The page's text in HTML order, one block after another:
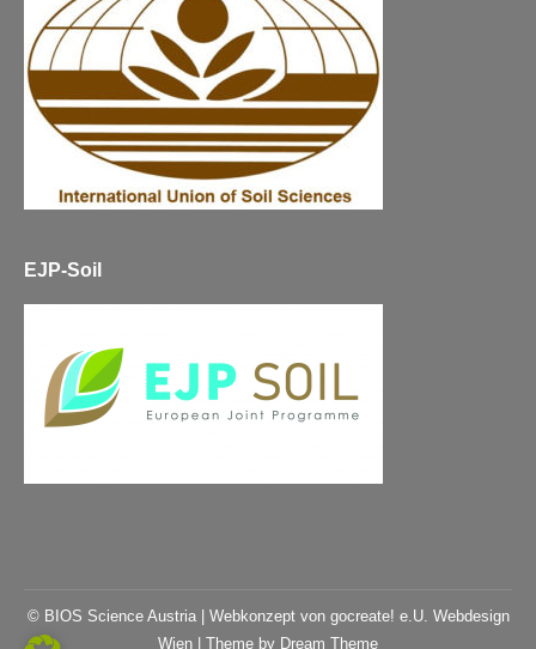
EJP-Soil
© BIOS Science Austria | Webkonzept von gocreate! e.U. Webdesign
Wien | Theme by Dream Theme